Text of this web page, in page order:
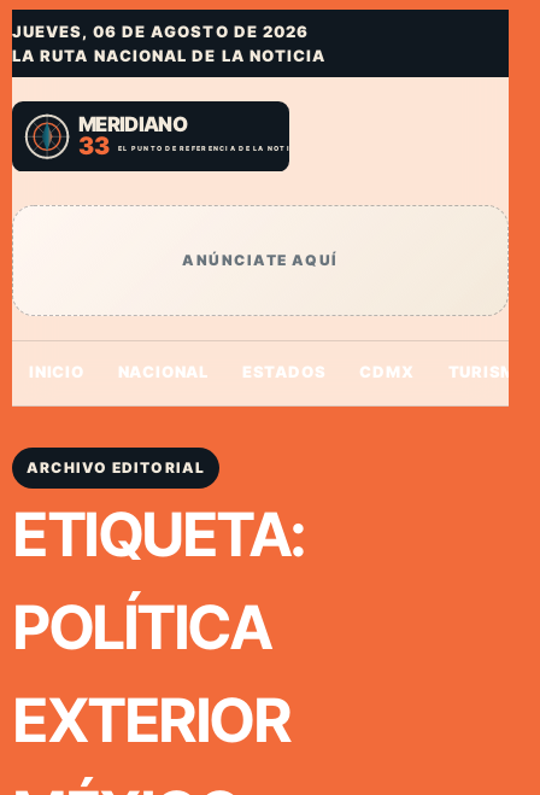
JUEVES, 06 DE AGOSTO DE 2026
LA RUTA NACIONAL DE LA NOTICIA
ANÚNCIATE AQUÍ
INICIO NACIONAL ESTADOS CDMX TURISMO
ARCHIVO EDITORIAL
ETIQUETA:
POLÍTICA
EXTERIOR